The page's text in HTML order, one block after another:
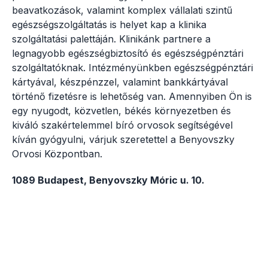
beavatkozások, valamint komplex vállalati szintű
egészségszolgáltatás is helyet kap a klinika
szolgáltatási palettáján. Klinikánk partnere a
legnagyobb egészségbiztosító és egészségpénztári
szolgáltatóknak. Intézményünkben egészségpénztári
kártyával, készpénzzel, valamint bankkártyával
történő fizetésre is lehetőség van. Amennyiben Ön is
egy nyugodt, közvetlen, békés környezetben és
kiváló szakértelemmel bíró orvosok segítségével
kíván gyógyulni, várjuk szeretettel a Benyovszky
Orvosi Központban.
1089 Budapest, Benyovszky Móric u. 10.